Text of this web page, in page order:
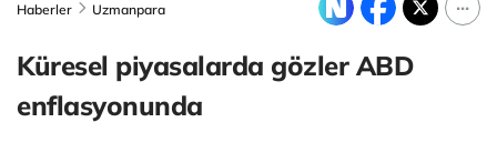
Haberler Uzmanpara
Küresel piyasalarda gözler ABD
enflasyonunda